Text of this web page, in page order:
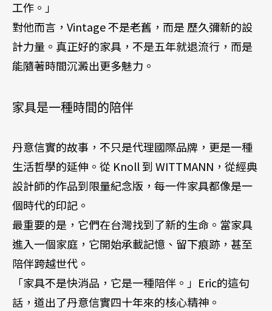
工作。」
對他而言，Vintage 不是老舊，而是 歷久彌新的設
計力量。真正好的家具，不是五年就退流行，而是
能隨著時間沉澱出更多魅力。
家具是一種時間的陪伴
丹意信實的故事，不只是代理國際品牌，更是一種
生活哲學的延伸。從 Knoll 到 WITTMANN，從經典
設計師的作品到限量紀念版，每一件家具都像是一
個時代的印記。
最重要的是，它們在台灣找到了新的生命。當家具
進入一個家庭，它開始承載記憶、留下痕跡，甚至
陪伴跨越世代。
「家具不是快消品，它是一種陪伴。」Eric的這句
話，道出了丹意信實四十年來的核心精神。